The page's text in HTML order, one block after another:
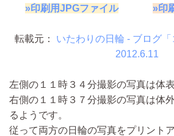
»印刷用JPGファイル
»印
転載元： いたわりの日輪 - ブログ「
2012.6.11
左側の１１時３４分撮影の写真は体
右側の１１時３７分撮影の写真は体
るようです。
従って両方の日輪の写真をプリントア